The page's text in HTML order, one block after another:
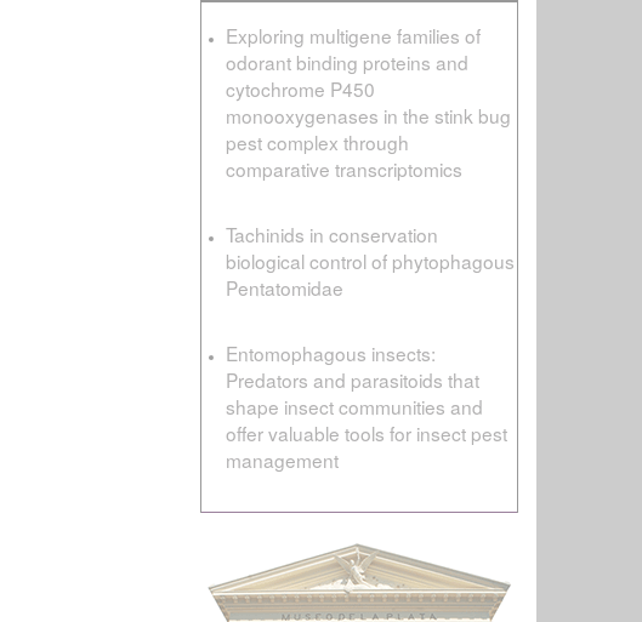
Exploring multigene families of
odorant binding proteins and
cytochrome P450
monooxygenases in the stink bug
pest complex through
comparative transcriptomics
Tachinids in conservation
biological control of phytophagous
Pentatomidae
Entomophagous insects:
Predators and parasitoids that
shape insect communities and
offer valuable tools for insect pest
management